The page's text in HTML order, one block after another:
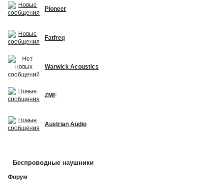
Pioneer
Fatfreq
Warwick Acoustics
ZMF
Austrian Audio
Беспроводные наушники
Форум